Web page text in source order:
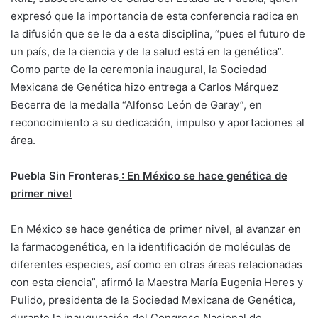
expresó que la importancia de esta conferencia radica en
la difusión que se le da a esta disciplina, “pues el futuro de
un país, de la ciencia y de la salud está en la genética”.
Como parte de la ceremonia inaugural, la Sociedad
Mexicana de Genética hizo entrega a Carlos Márquez
Becerra de la medalla “Alfonso León de Garay”, en
reconocimiento a su dedicación, impulso y aportaciones al
área.
Puebla Sin Fronteras : En México se hace genética de
primer nivel
En México se hace genética de primer nivel, al avanzar en
la farmacogenética, en la identificación de moléculas de
diferentes especies, así como en otras áreas relacionadas
con esta ciencia”, afirmó la Maestra María Eugenia Heres y
Pulido, presidenta de la Sociedad Mexicana de Genética,